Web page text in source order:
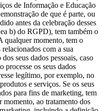
de Informação e Educação
de que é parte, ou
antes da celebração desses
b) do RGPD), tem também o
qualquer momento, tem o
com a sua
seus dados pessoais, caso
processe os seus dados
legítimo, por exemplo, no
e serviços. Se os seus
para fins de marketing, tem
momento, ao tratamento dos